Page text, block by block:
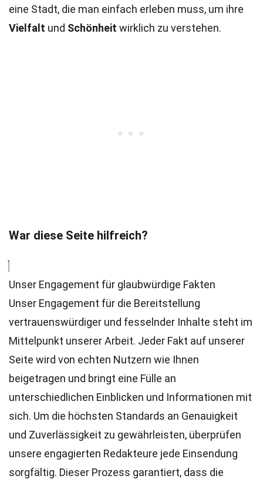
eine Stadt, die man einfach erleben muss, um ihre
Vielfalt und Schönheit wirklich zu verstehen.
War diese Seite hilfreich?
Unser Engagement für glaubwürdige Fakten
Unser Engagement für die Bereitstellung
vertrauenswürdiger und fesselnder Inhalte steht im
Mittelpunkt unserer Arbeit. Jeder Fakt auf unserer
Seite wird von echten Nutzern wie Ihnen
beigetragen und bringt eine Fülle an
unterschiedlichen Einblicken und Informationen mit
sich. Um die höchsten Standards an Genauigkeit
und Zuverlässigkeit zu gewährleisten, überprüfen
unsere engagierten Redakteure jede Einsendung
sorgfältig. Dieser Prozess garantiert, dass die